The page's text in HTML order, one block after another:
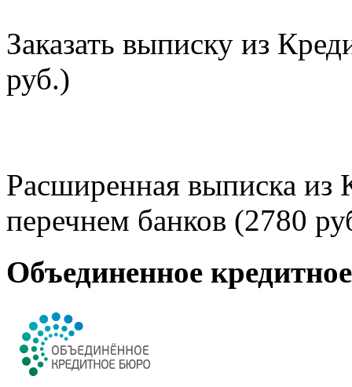
Заказать выписку из
руб.)
Расширенная выписка из
перечнем банков (2780
Объединенное